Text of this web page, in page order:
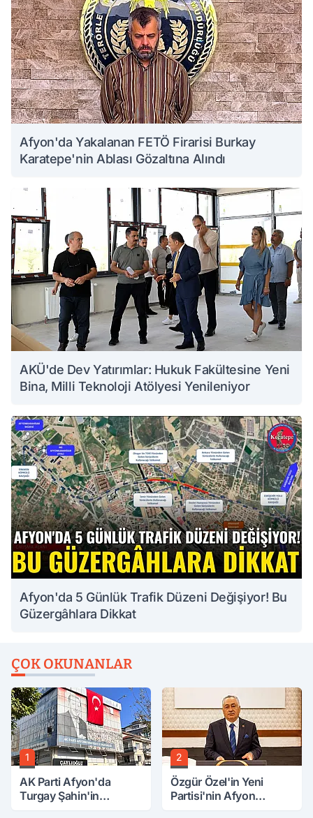
Afyon'da Yakalanan FETÖ Firarisi Burkay
Karatepe'nin Ablası Gözaltına Alındı
AKÜ'de Dev Yatırımlar: Hukuk Fakültesine Yeni
Bina, Milli Teknoloji Atölyesi Yenileniyor
Afyon'da 5 Günlük Trafik Düzeni Değişiyor! Bu
Güzergâhlara Dikkat
ÇOK OKUNANLAR
1
AK Parti Afyon'da
Turgay Şahin'in
2
Özgür Özel'in Yeni
Partisi'nin Afyon